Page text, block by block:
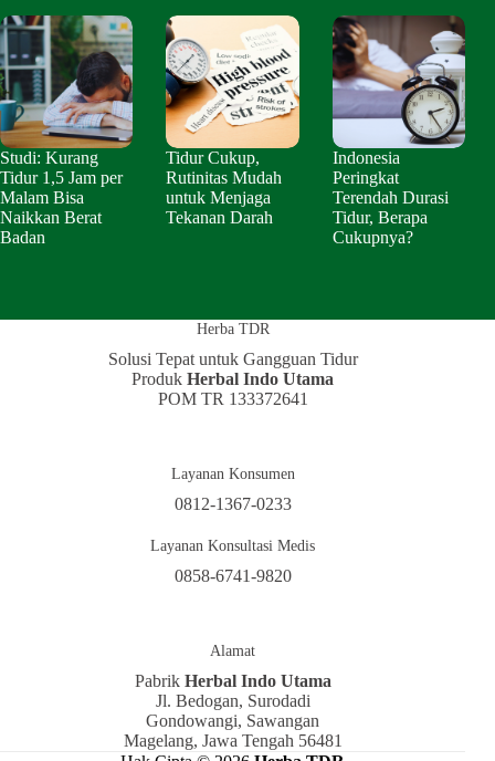
Studi: Kurang
Tidur 1,5 Jam per
Malam Bisa
Naikkan Berat
Badan
Tidur Cukup,
Rutinitas Mudah
untuk Menjaga
Tekanan Darah
Indonesia
Peringkat
Terendah Durasi
Tidur, Berapa
Cukupnya?
Herba TDR
Solusi Tepat untuk Gangguan Tidur
ProdukHerbal Indo Utama
POM TR 133372641
Layanan Konsumen
0812-1367-0233
Layanan Konsultasi Medis
0858-6741-9820
Alamat
Pabrik Herbal Indo Utama
Jl. Bedogan, Surodadi
Gondowangi, Sawangan
Magelang, Jawa Tengah 56481